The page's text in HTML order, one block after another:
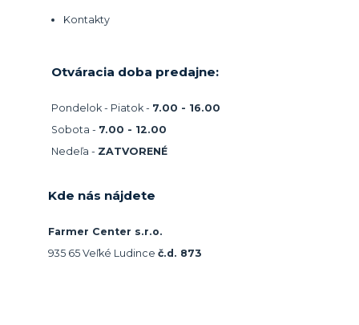
Kontakty
Otváracia doba predajne:
Pondelok - Piatok - 7.00 - 16.00
Sobota - 7.00 - 12.00
Nedeľa - ZATVORENÉ
Kde nás nájdete
Farmer Center s.r.o.
935 65 Veľké Ludince č.d. 873